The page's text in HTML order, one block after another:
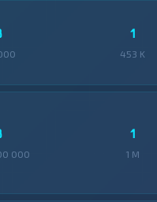
1
453 K
000
1
1 M